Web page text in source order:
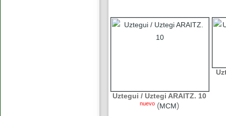
Uztegui / Uztegi ARAITZ. 10
nuevo (MCM)